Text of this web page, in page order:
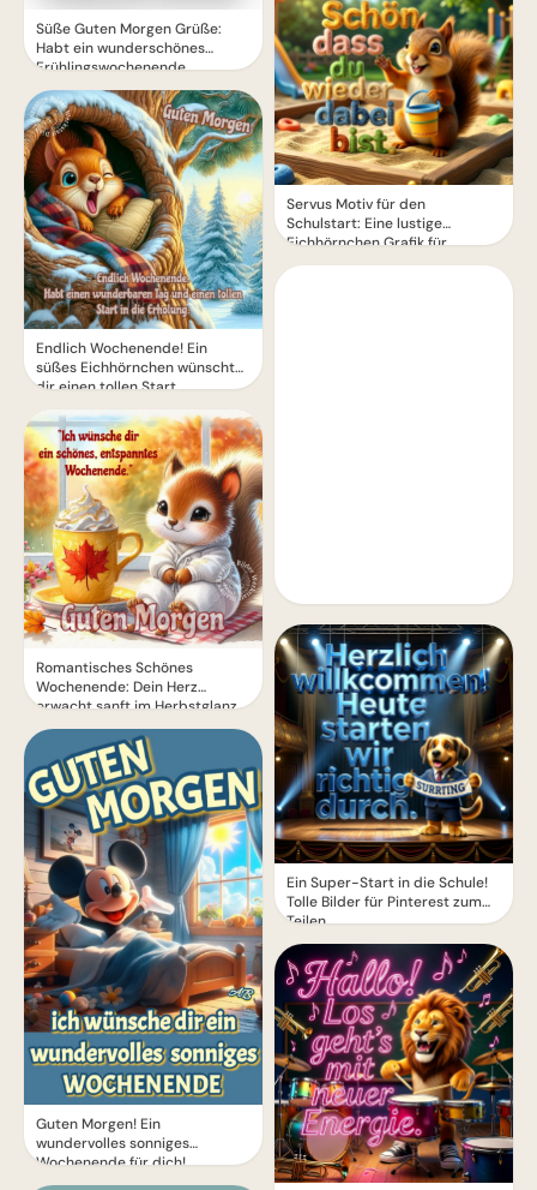
Süße Guten Morgen Grüße:
Habt ein wunderschönes
Frühlingswochenende
Endlich Wochenende! Ein
süßes Eichhörnchen wünscht
dir einen tollen Start.
Romantisches Schönes
Wochenende: Dein Herz
erwacht sanft im Herbstglanz
Guten Morgen! Ein
wundervolles sonniges
Wochenende für dich!
Servus Motiv für den
Schulstart: Eine lustige
Eichhörnchen Grafik für
WhatsApp
Ein Super-Start in die Schule!
Tolle Bilder für Pinterest zum
Teilen.